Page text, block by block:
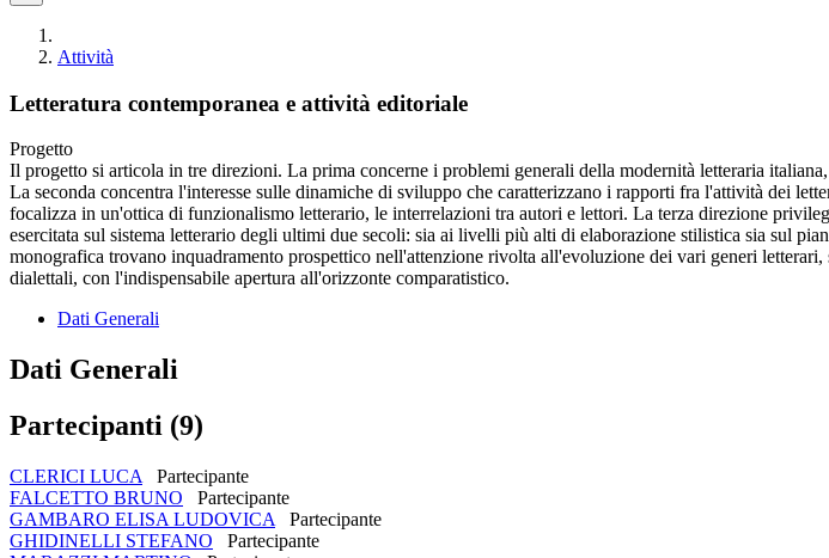
Attività
Letteratura contemporanea e attività editoriale
Progetto
Il progetto si articola in tre direzioni. La prima concerne i problemi generali della modernità letteraria
La seconda concentra l'interesse sulle dinamiche di sviluppo che caratterizzano i rapporti fra l'attività dei
focalizza in un'ottica di funzionalismo letterario, le interrelazioni tra autori e lettori. La terza direzione
esercitata sul sistema letterario degli ultimi due secoli: sia ai livelli più alti di elaborazione stilistica sia sul
monografica trovano inquadramento prospettico nell'attenzione rivolta all'evoluzione dei vari generi
dialettali, con l'indispensabile apertura all'orizzonte comparatistico.
Dati Generali
Dati Generali
Partecipanti (9)
CLERICI LUCA
Partecipante
FALCETTO BRUNO
Partecipante
GAMBARO ELISA LUDOVICA
Partecipante
GHIDINELLI STEFANO
Partecipante